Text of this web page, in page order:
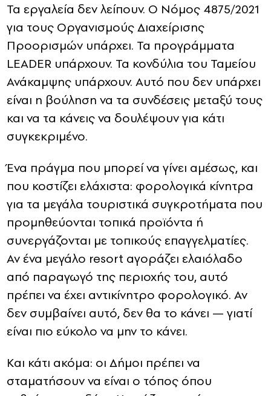
Τα εργαλεία δεν λείπουν. Ο Νόμος 4875/2021
για τους Οργανισμούς Διαχείρισης
Προορισμών υπάρχει. Τα προγράμματα
LEADER υπάρχουν. Τα κονδύλια του Ταμείου
Ανάκαμψης υπάρχουν. Αυτό που δεν υπάρχει
είναι η βούληση να τα συνδέσεις μεταξύ τους
και να τα κάνεις να δουλέψουν για κάτι
συγκεκριμένο.
Ένα πράγμα που μπορεί να γίνει αμέσως, και
που κοστίζει ελάχιστα: φορολογικά κίνητρα
για τα μεγάλα τουριστικά συγκροτήματα που
προμηθεύονται τοπικά προϊόντα ή
συνεργάζονται με τοπικούς επαγγελματίες.
Αν ένα μεγάλο resort αγοράζει ελαιόλαδο
από παραγωγό της περιοχής του, αυτό
πρέπει να έχει αντικίνητρο φορολογικό. Αν
δεν συμβαίνει αυτό, δεν θα το κάνει — γιατί
είναι πιο εύκολο να μην το κάνει.
Και κάτι ακόμα: οι Δήμοι πρέπει να
σταματήσουν να είναι ο τόπος όπου